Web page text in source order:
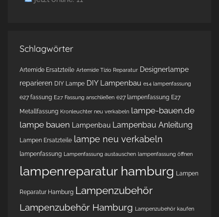
Schlagwörter
Artemide Ersatzteile Artemide Tizio Reparatur Designerlampe
reparieren DIY Lampe DIY Lampenbau e14 lampenfassung
e27 fassung E27 Fassung anschließen e27 lampenfassung E27
Metallfassung Kronleuchter neu verkabeln lampe-bauen.de
lampe bauen
Lampenbau Lampenbau Anleitung
Lampen Ersatzteile lampe neu verkabeln
lampenfassung Lampenfassung austauschen lampenfassung öffnen
lampenreparatur hamburg Lampen
Reparatur Hamburg Lampenzubehör
Lampenzubehör Hamburg Lampenzubehör kaufen